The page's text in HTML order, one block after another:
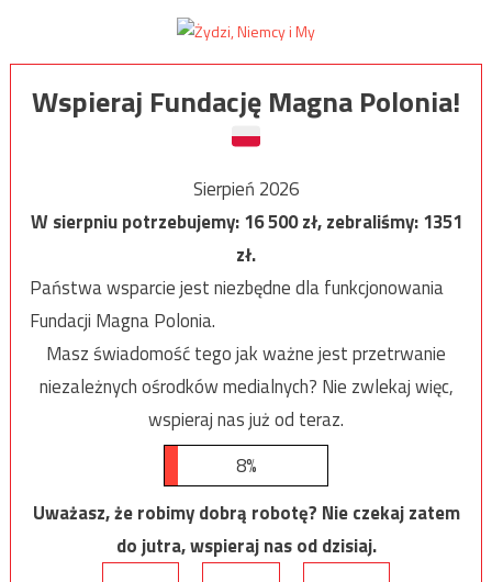
Wspieraj Fundację Magna Polonia!
Sierpień 2026
W sierpniu potrzebujemy:16 500zł, zebraliśmy:1351
zł.
Państwa wsparcie jest niezbędne dla funkcjonowania
Fundacji Magna Polonia.
Masz świadomość tego jak ważne jest przetrwanie
niezależnych ośrodków medialnych? Nie zwlekaj więc,
wspieraj nas już od teraz.
8%
Uważasz, że robimy dobrą robotę? Nie czekaj zatem
do jutra, wspieraj nas od dzisiaj.